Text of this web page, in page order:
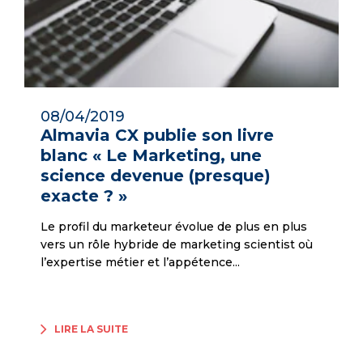
08/04/2019
Almavia CX publie son livre
blanc « Le Marketing, une
science devenue (presque)
exacte ? »
Le profil du marketeur évolue de plus en plus
vers un rôle hybride de marketing scientist où
l’expertise métier et l’appétence...
LIRE LA SUITE